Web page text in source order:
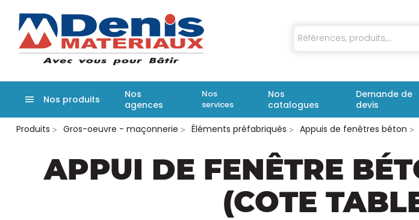
Aller
Nos produits
Nos
agences
Nos
services
Nos
catalogues
Demande de
devis
Produits
Gros-oeuvre - maçonnerie Éléments préfabriqués Appuis de fenêtres béton
APPUI DE FENÊTRE
(COTE